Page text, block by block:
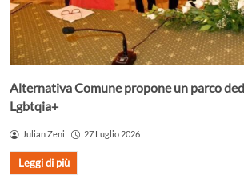
Alternativa Comune propone un parco
Lgbtqia+
Julian Zeni 27 Luglio 2026
Leggi di più